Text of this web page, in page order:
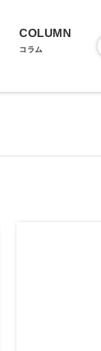
COLUMN
コラム